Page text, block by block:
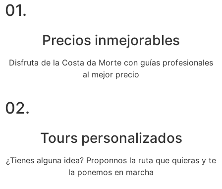
01.
Precios inmejorables
Disfruta de la Costa da Morte con guías profesionales
al mejor precio
02.
Tours personalizados
¿Tienes alguna idea? Proponnos la ruta que quieras y te
la ponemos en marcha